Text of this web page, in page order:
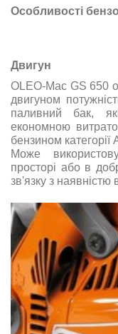
Особливості
Двигун
OLEO-Маc GS 650
двигуном
паливний бак,
економною
бензином категорії
Може
просторі або в
зв'язку з наявністю